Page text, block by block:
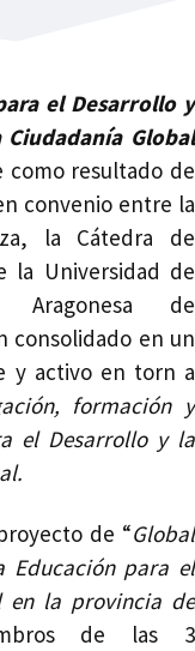
el Desarrollo y
Global
como resultado de
convenio entre la
la Cátedra de
la Universidad de
de
consolidado en un
y activo en torn a
formación y
el Desarrollo y la
de “Global
Educación para el
en la provincia de
de las 3